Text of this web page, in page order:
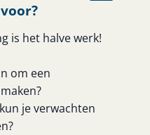
is het halve werk!
om een
je verwachten